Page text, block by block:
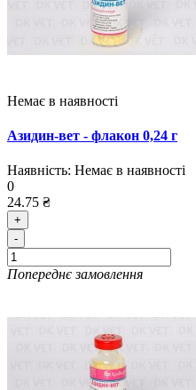
Немає в наявності
Азидин-вет - флакон 0,24 г
Наявність: Немає в наявності
0
24.75 ₴
+
-
Попереднє замовлення